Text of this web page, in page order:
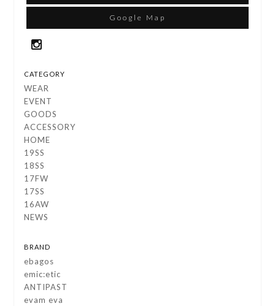
Google Map
CATEGORY
WEAR
EVENT
GOODS
ACCESSORY
HOME
19SS
18SS
17FW
17SS
16AW
NEWS
BRAND
ebagos
emic:etic
ANTIPAST
evam eva